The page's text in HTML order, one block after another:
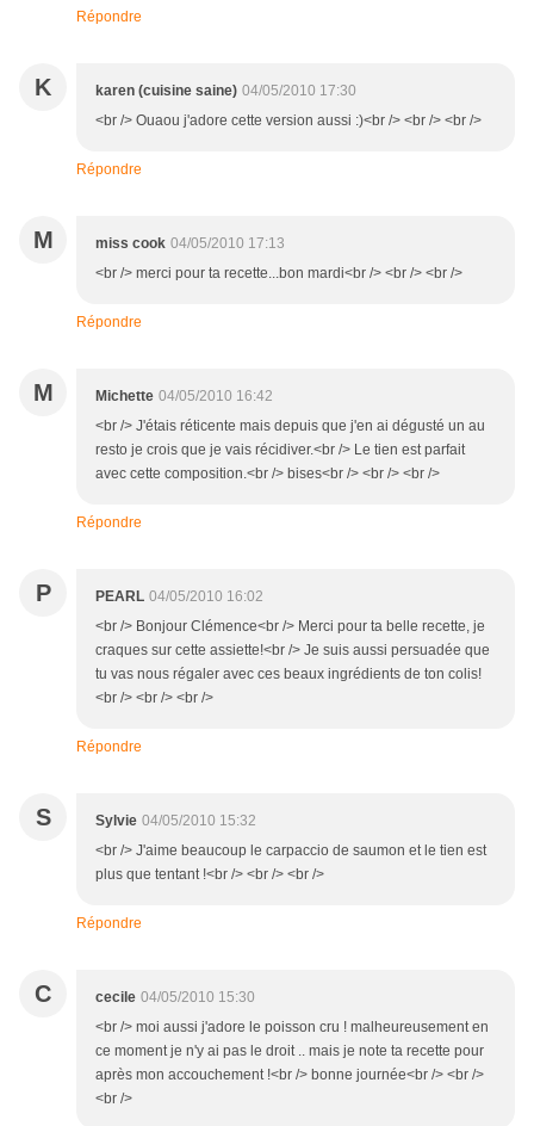
Répondre
K karen (cuisine saine) 04/05/2010 17:30
<br /> Ouaou j'adore cette version aussi :)<br /> <br /> <br />
Répondre
M miss cook 04/05/2010 17:13
<br /> merci pour ta recette...bon mardi<br /> <br /> <br />
Répondre
M Michette 04/05/2010 16:42
<br /> J'étais réticente mais depuis que j'en ai dégusté un au
resto je crois que je vais récidiver.<br /> Le tien est parfait
avec cette composition.<br /> bises<br /> <br /> <br />
Répondre
P PEARL 04/05/2010 16:02
<br /> Bonjour Clémence<br /> Merci pour ta belle recette, je
craques sur cette assiette!<br /> Je suis aussi persuadée que
tu vas nous régaler avec ces beaux ingrédients de ton colis!
<br /> <br /> <br />
Répondre
S Sylvie 04/05/2010 15:32
<br /> J'aime beaucoup le carpaccio de saumon et le tien est
plus que tentant !<br /> <br /> <br />
Répondre
C cecile 04/05/2010 15:30
<br /> moi aussi j'adore le poisson cru ! malheureusement en
ce moment je n'y ai pas le droit .. mais je note ta recette pour
après mon accouchement !<br /> bonne journée<br /> <br />
<br />